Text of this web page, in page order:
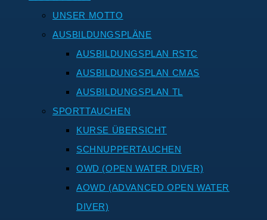
UNSER MOTTO
AUSBILDUNGSPLÄNE
AUSBILDUNGSPLAN RSTC
AUSBILDUNGSPLAN CMAS
AUSBILDUNGSPLAN TL
SPORTTAUCHEN
KURSE ÜBERSICHT
SCHNUPPERTAUCHEN
OWD (OPEN WATER DIVER)
AOWD (ADVANCED OPEN WATER
DIVER)